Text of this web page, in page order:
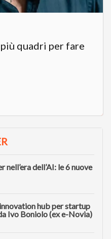
quadri per fare
nell’era dell’AI: le 6 nuove
hub per startup
Ivo Boniolo (ex e-Novia)